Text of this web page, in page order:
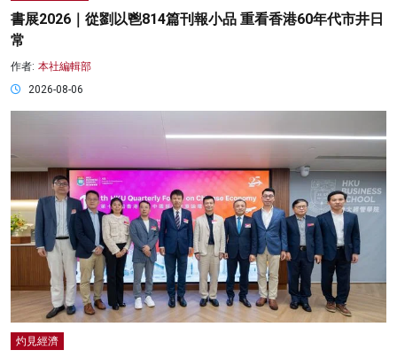
書展2026｜從劉以鬯814篇刊報小品 重看香港60年代市井日
常
作者: 本社編輯部
2026-08-06
灼見經濟